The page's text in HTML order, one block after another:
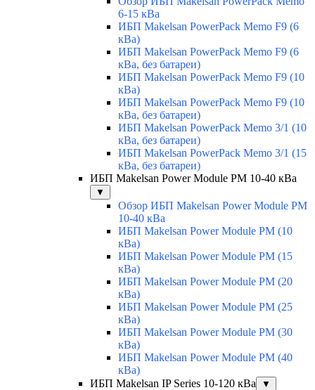
6-15 кВа
ИБП Makelsan PowerPack Memo F9 (6
кВа)
ИБП Makelsan PowerPack Memo F9 (6
кВа, без батареи)
ИБП Makelsan PowerPack Memo F9 (10
кВа)
ИБП Makelsan PowerPack Memo F9 (10
кВа, без батареи)
ИБП Makelsan PowerPack Memo 3/1 (10
кВа, без батареи)
ИБП Makelsan PowerPack Memo 3/1 (15
кВа, без батареи)
ИБП Makelsan Power Module PM 10-40 кВа
▼
Обзор ИБП Makelsan Power Module PM
10-40 кВа
ИБП Makelsan Power Module PM (10
кВа)
ИБП Makelsan Power Module PM (15
кВа)
ИБП Makelsan Power Module PM (20
кВа)
ИБП Makelsan Power Module PM (25
кВа)
ИБП Makelsan Power Module PM (30
кВа)
ИБП Makelsan Power Module PM (40
кВа)
ИБП Makelsan IP Series 10-120 кВа
▼